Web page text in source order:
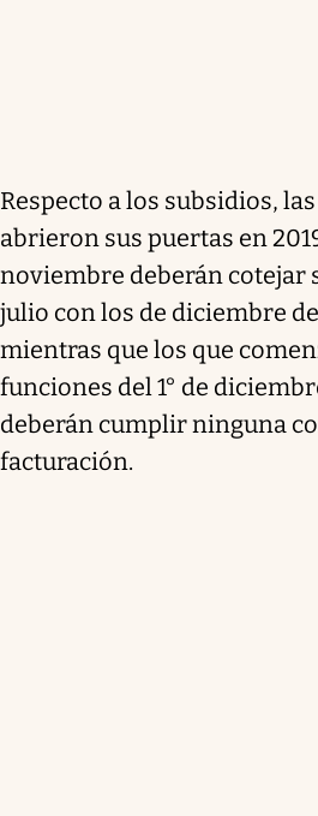
Respecto a los subsidios,
abrieron sus puertas en
noviembre deberán cotejar
julio con los de diciembre
mientras que los que
funciones del 1° de
deberán cumplir ninguna
facturación.